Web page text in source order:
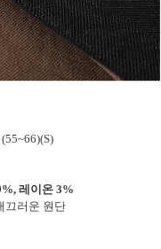
레이온 3%
끄러운 원단